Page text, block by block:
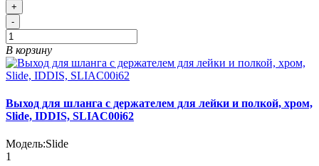
+
-
В корзину
Выход для шланга с держателем для лейки и полкой, хром,
Slide, IDDIS, SLIAC00i62
Модель:Slide
1